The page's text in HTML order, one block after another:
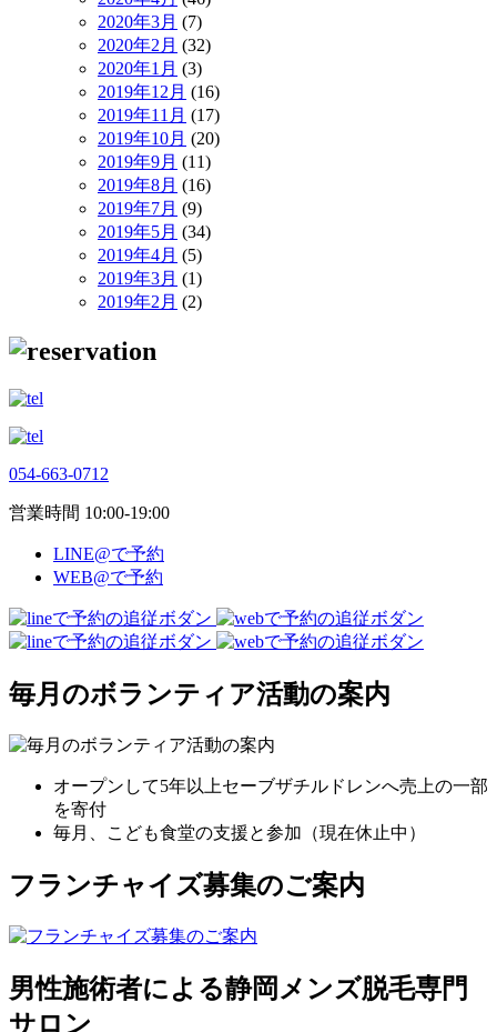
2020年3月 (7)
2020年2月 (32)
2020年1月 (3)
2019年12月 (16)
2019年11月 (17)
2019年10月 (20)
2019年9月 (11)
2019年8月 (16)
2019年7月 (9)
2019年5月 (34)
2019年4月 (5)
2019年3月 (1)
2019年2月 (2)
054-663-0712
営業時間 10:00-19:00
LINE@で予約
WEB@で予約
毎月のボランティア活動の案内
オープンして5年以上セーブザチルドレンへ売上の一部
を寄付
毎月、こども食堂の支援と参加（現在休止中）
フランチャイズ募集のご案内
男性施術者による静岡メンズ脱毛専門
サロン